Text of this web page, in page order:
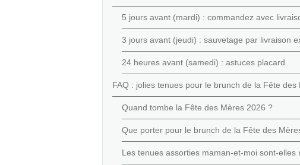
5 jours avant (mardi) : commandez avec
3 jours avant (jeudi) : sauvetage par livraison
24 heures avant (samedi) : astuces placard
FAQ : jolies tenues pour le brunch de la Fête des
Quand tombe la Fête des Mères 2026 ?
Que porter pour le brunch de la Fête des
Les tenues assorties maman-et-moi sont-elles